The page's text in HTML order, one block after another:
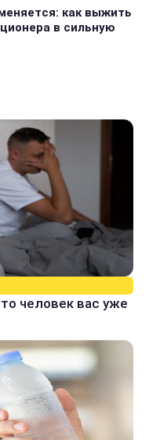
как выжить
в сильную
человек вас уже